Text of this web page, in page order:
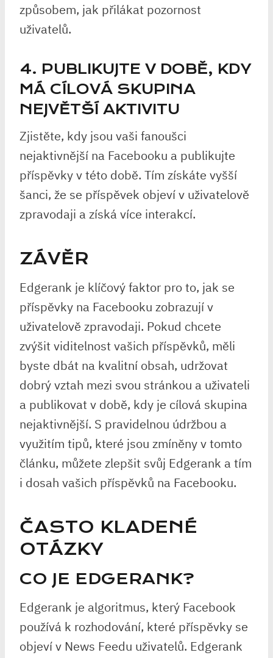
způsobem, jak přilákat pozornost
uživatelů.
4. PUBLIKUJTE V DOBĚ, KDY
MÁ CÍLOVÁ SKUPINA
NEJVĚTŠÍ AKTIVITU
Zjistěte, kdy jsou vaši fanoušci
nejaktivnější na Facebooku a publikujte
příspěvky v této době. Tím získáte vyšší
šanci, že se příspěvek objeví v uživatelově
zpravodaji a získá více interakcí.
ZÁVĚR
Edgerank je klíčový faktor pro to, jak se
příspěvky na Facebooku zobrazují v
uživatelově zpravodaji. Pokud chcete
zvýšit viditelnost vašich příspěvků, měli
byste dbát na kvalitní obsah, udržovat
dobrý vztah mezi svou stránkou a uživateli
a publikovat v době, kdy je cílová skupina
nejaktivnější. S pravidelnou údržbou a
využitím tipů, které jsou zmíněny v tomto
článku, můžete zlepšit svůj Edgerank a tím
i dosah vašich příspěvků na Facebooku.
ČASTO KLADENÉ
OTÁZKY
CO JE EDGERANK?
Edgerank je algoritmus, který Facebook
používá k rozhodování, které příspěvky se
objeví v News Feedu uživatelů. Edgerank